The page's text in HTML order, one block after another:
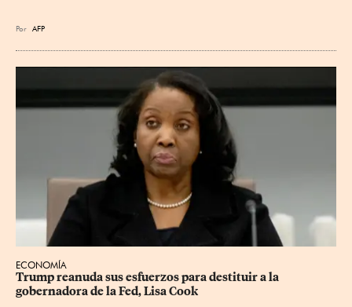
Por AFP
ECONOMÍA
Trump reanuda sus esfuerzos para destituir a la
gobernadora de la Fed, Lisa Cook